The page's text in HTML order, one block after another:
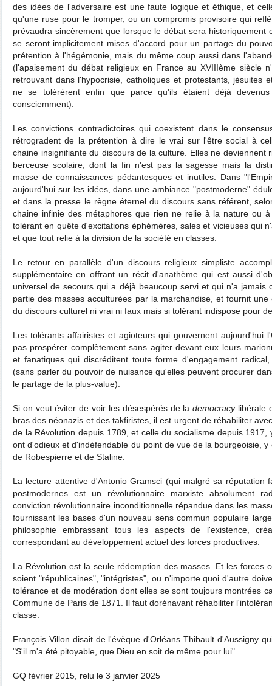
des idées de l'adversaire est une faute logique et éthique, et
qu'une ruse pour le tromper, ou un compromis provisoire qui
prévaudra sincèrement que lorsque le débat sera historiquement
se seront implicitement mises d'accord pour un partage du
prétention à l'hégémonie, mais du même coup aussi dans
(l'apaisement du débat religieux en France au XVIIIème siècle
retrouvant dans l'hypocrisie, catholiques et protestants, jésuites
ne se tolérèrent enfin que parce qu'ils étaient déjà
consciemment).
Les convictions contradictoires qui coexistent dans le
rétrogradent de la prétention à dire le vrai sur l'être social à
chaine insignifiante du discours de la culture. Elles ne deviennent
berceuse scolaire, dont la fin n'est pas la sagesse mais la
masse de connaissances pédantesques et inutiles. Dans
aujourd'hui sur les idées, dans une ambiance "postmoderne"
et dans la presse le règne éternel du discours sans référent,
chaine infinie des métaphores que rien ne relie à la nature ou
tolérant en quête d'excitations éphémères, sales et vicieuses qui
et que tout relie à la division de la société en classes.
Le retour en parallèle d'un discours religieux simpliste
supplémentaire en offrant un récit d'anathème qui est aussi
universel de secours qui a déjà beaucoup servi et qui n'a jamais
partie des masses acculturées par la marchandise, et fournit
du discours culturel ni vrai ni faux mais si tolérant indispose pour
Les tolérants affairistes et agioteurs qui gouvernent aujourd'hui
pas prospérer complètement sans agiter devant eux leurs
et fanatiques qui discréditent toute forme d'engagement
(sans parler du pouvoir de nuisance qu'elles peuvent procurer
le partage de la plus-value).
Si on veut éviter de voir les désespérés de lademocracylibérale
bras des néonazis et des takfiristes, il est urgent de réhabiliter
de la Révolution depuis 1789, et celle du socialisme depuis
ont d'odieux et d'indéfendable du point de vue de la bourgeoisie,
de Robespierre et de Staline.
La lecture attentive d'Antonio Gramsci (qui malgré sa réputation
postmodernes est un révolutionnaire marxiste absolument
conviction révolutionnaire inconditionnelle répandue dans les
fournissant les bases d'un nouveau sens commun populaire
philosophie embrassant tous les aspects de l'existence,
correspondant au développement actuel des forces productives.
La Révolution est la seule rédemption des masses. Et les forces
soient "républicaines", "intégristes", ou n'importe quoi d'autre
tolérance et de modération dont elles se sont toujours montrées
Commune de Paris de 1871. Il faut dorénavant réhabiliter
classe.
François Villon disait de l'évèque d'Orléans Thibault d'Aussigny
"S'il m'a été pitoyable, que Dieu en soit de même pour lui".
GQ février 2015, relu le 3 janvier 2025